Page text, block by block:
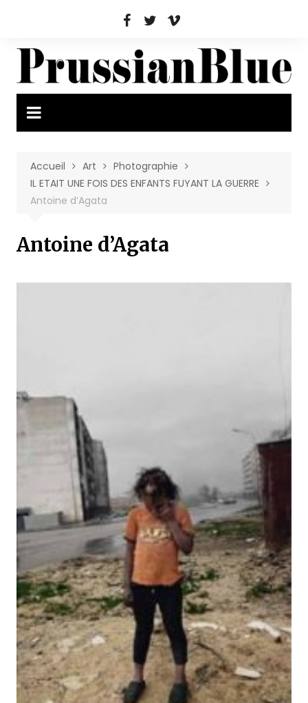
Accueil Art
Photographie
IL ETAIT UNE FOIS DES ENFANTS FUYANT LA GUERRE
Antoine d’Agata
Antoine d’Agata